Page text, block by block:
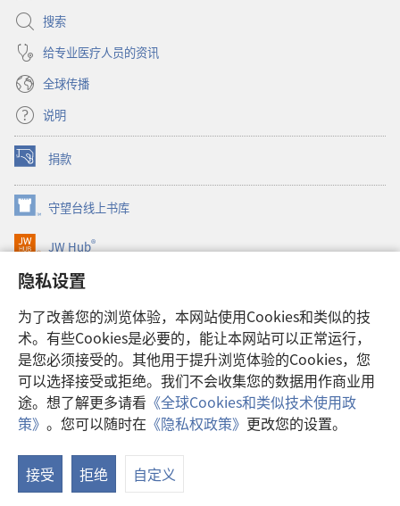
隐私设置
为了改善您的浏览体验，本网站使用Cookies和类似的技
术。有些Cookies是必要的，能让本网站可以正常运行，
是您必须接受的。其他用于提升浏览体验的Cookies，您
可以选择接受或拒绝。我们不会收集您的数据用作商业用
途。想了解更多请看 《全球Cookies和类似技术使用政
策》 。您可以随时在 《隐私权政策》 更改您的设置。
接受 拒绝 自定义
搜索
给专业医疗人员的资讯
全球传播
说明
捐款
（打
开
新
窗
口）
守望台线上书库
（打
开
新
口）
JW Hub®
（打
开
新
窗
口）
JW Library®
Watchtower Library
Copyright© 2026 Watch Tower Bible and Tract Society of Pennsylvania.
使用条款|隐私权政策| 隐私设置